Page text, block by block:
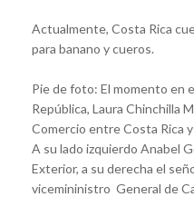
Actualmente, Costa Rica
para banano y cueros.
Pie de foto: El momento en
República, Laura Chinchilla
Comercio entre Costa Rica y
A su lado izquierdo Anabel
Exterior, a su derecha el
vicemininistro General de